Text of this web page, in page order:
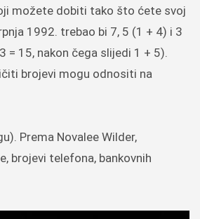
možete dobiti tako što ćete svoj
1992. trebao bi 7, 5 (1 + 4) i 3
= 15, nakon čega slijedi 1 + 5).
brojevi mogu odnositi na
Prema Novalee Wilder,
brojevi telefona, bankovnih